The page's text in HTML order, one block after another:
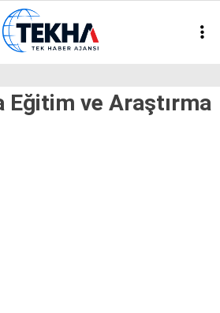
29.6
VİDEO
Eğitim ve Araştırma